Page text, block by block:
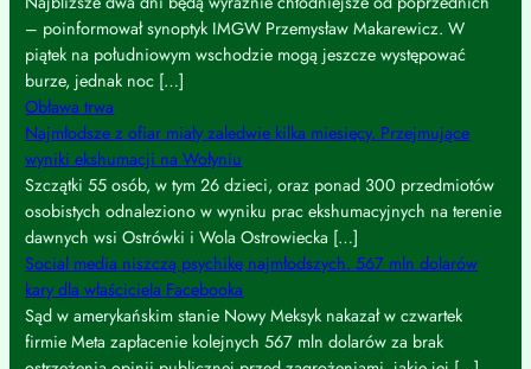
– poinformował synoptyk IMGW Przemysław Makarewicz. W
piątek na południowym wschodzie mogą jeszcze występować
burze, jednak noc […]
Obława trwa
Najmłodsze z ofiar miały zaledwie kilka miesięcy. Przejmujące
wyniki ekshumacji na Wołyniu
Szczątki 55 osób, w tym 26 dzieci, oraz ponad 300 przedmiotów
osobistych odnaleziono w wyniku prac ekshumacyjnych na terenie
dawnych wsi Ostrówki i Wola Ostrowiecka […]
Social media niszczą psychikę najmłodszych. 567 mln dolarów
kary dla właściciela Facebooka
Sąd w amerykańskim stanie Nowy Meksyk nakazał w czwartek
firmie Meta zapłacenie kolejnych 567 mln dolarów za brak